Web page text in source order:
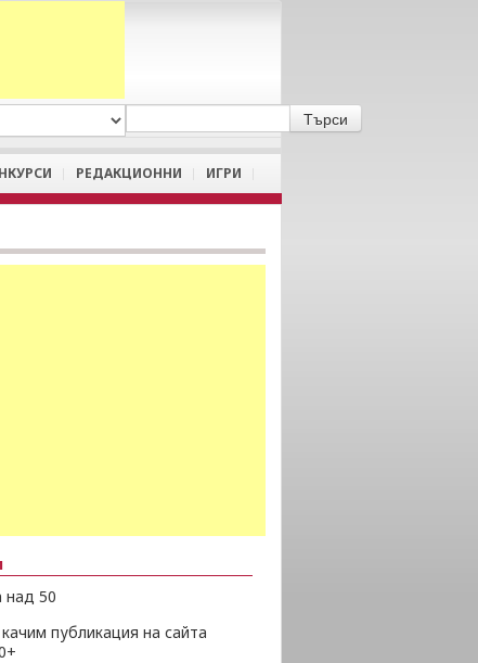
РЕДАКЦИОННИ ИГРИ
над 50
публикация на сайта